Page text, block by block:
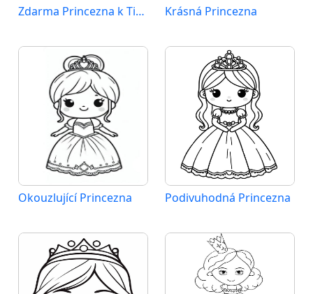
Zdarma Princezna k Tisku Krásná Princezna
Okouzlující Princezna Podivuhodná Princezna